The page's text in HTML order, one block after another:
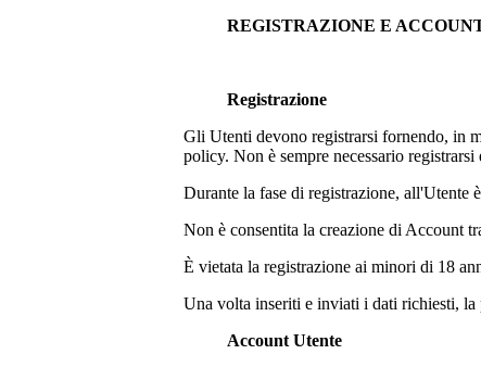
REGISTRAZIONE E
Registrazione
Gli Utenti devono registrarsi fornendo, in
policy. Non è sempre necessario
Durante la fase di registrazione, all'Utente
Non è consentita la creazione di Account
È vietata la registrazione ai minori di 18
Una volta inseriti e inviati i dati richiesti, la
Account Utente